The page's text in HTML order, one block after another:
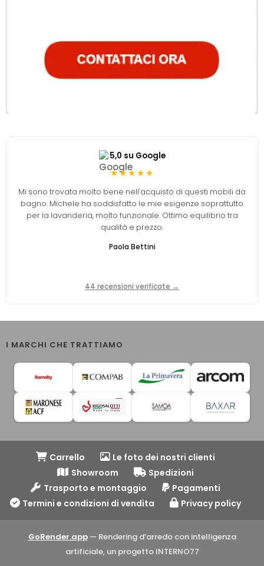
5,0 su Google
★★★★★
Mi sono trovata molto bene nell'acquisto di questi mobili da
bagno. Michele ha soddisfatto le mie esigenze soprattutto
per la lavanderia, molto funzionale. Ottimo equilibrio tra
qualità e prezzo.
Paola Bettini
44 recensioni verificate →
I MARCHI CHE TRATTIAMO
Carrello
Le foto dei nostri clienti
Showroom
Spedizioni
Trasporto e montaggio
Pagamenti
Termini e condizioni di vendita
Privacy policy
GoRender.app— Rendering d’arredo con intelligenza
artificiale, un progetto INTERNO77